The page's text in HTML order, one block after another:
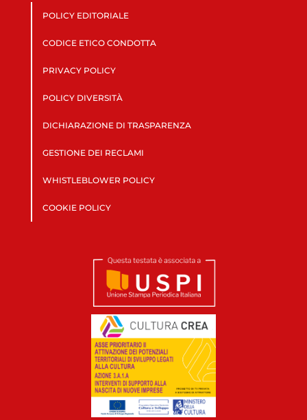
POLICY EDITORIALE
CODICE ETICO CONDOTTA
PRIVACY POLICY
POLICY DIVERSITÀ
DICHIARAZIONE DI TRASPARENZA
GESTIONE DEI RECLAMI
WHISTLEBLOWER POLICY
COOKIE POLICY